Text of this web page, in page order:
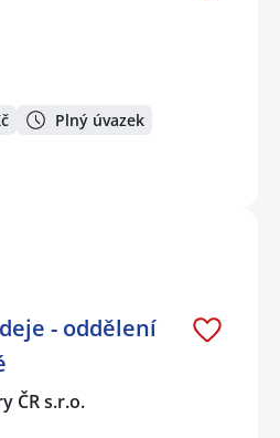
Plný úvazek
- oddělení
ČR s.r.o.